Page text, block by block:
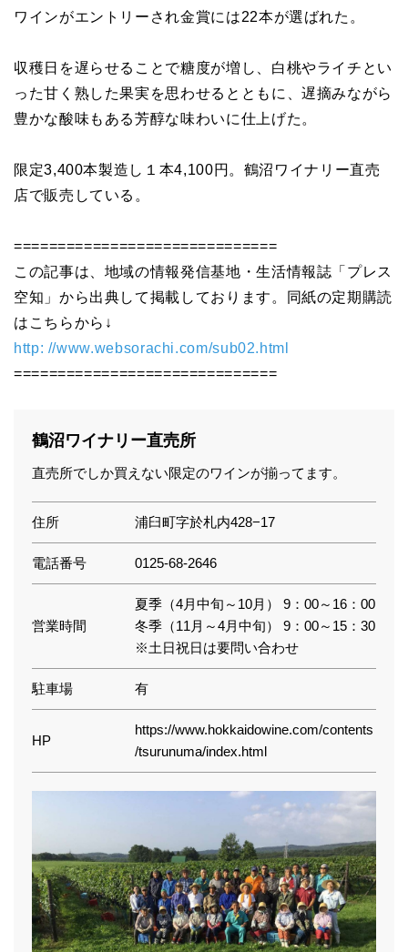
ワインがエントリーされ金賞には22本が選ばれた。
収穫日を遅らせることで糖度が増し、白桃やライチとい
った甘く熟した果実を思わせるとともに、遅摘みながら
豊かな酸味もある芳醇な味わいに仕上げた。
限定3,400本製造し１本4,100円。鶴沼ワイナリー直売
店で販売している。
==============================
この記事は、地域の情報発信基地・生活情報誌「プレス
空知」から出典して掲載しております。同紙の定期購読
はこちらから↓
http: //www.websorachi.com/sub02.html
==============================
鶴沼ワイナリー直売所
直売所でしか買えない限定のワインが揃ってます。
住所 浦臼町字於札内428−17
電話番号 0125-68-2646
営業時間
夏季（4月中旬～10月） 9：00～16：00
冬季（11月～4月中旬） 9：00～15：30
※土日祝日は要問い合わせ
駐車場 有
HP
https://www.hokkaidowine.com/contents
/tsurunuma/index.html